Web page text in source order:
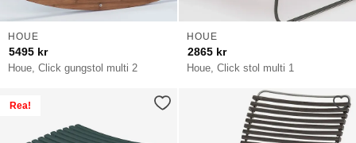
Houe, Click gungstol multi 2
HOUE
5495 kr
Houe, Click stol multi 1
HOUE
2865 kr
Rea!